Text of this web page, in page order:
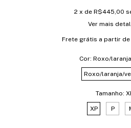
2 x de R$445,00
Ver mais
Frete grátis a partir de
Cor: Roxo/
Roxo/laranja/
Tamanho:
XP P